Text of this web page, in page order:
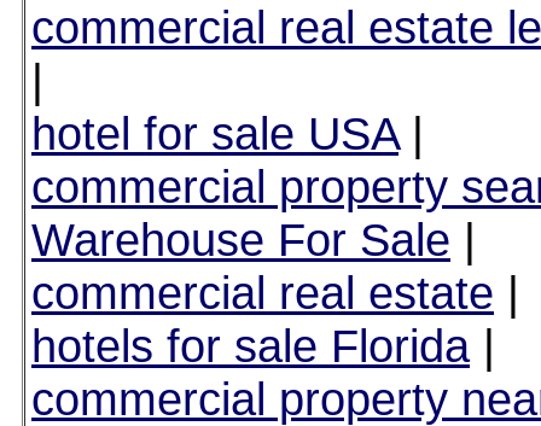
commercial real estate
|
hotel for sale USA|
commercial property
Warehouse For Sale |
commercial real estate |
hotels for sale Florida|
commercial property